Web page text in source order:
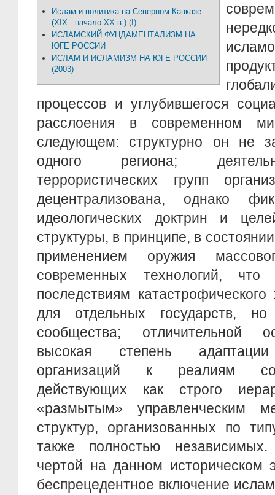
Ислам и политика на Северном Кавказе
(XIX - начало XX в.) (I)
ИСЛАМСКИЙ ФУНДАМЕНТАЛИЗМ НА
ЮГЕ РОССИИ
ИСЛАМ И ИСЛАМИЗМ НА ЮГЕ РОССИИ
(2003)
процессов и углубившегося
расслоения в современном
следующем: структурно он не
одного региона;
террористических групп
децентрализована, однако
идеологических доктрин и
структуры, в принципе, в
применением оружия
современных технологий,
последствиям
для отдельных государств,
сообщества; отличительной
высокая степень адаптации
организаций к реалиям
действующих как строго
«размытым» управленческим
структур, организованных по
также полностью независимых.
чертой на данном историческом
беспрецедентное включение